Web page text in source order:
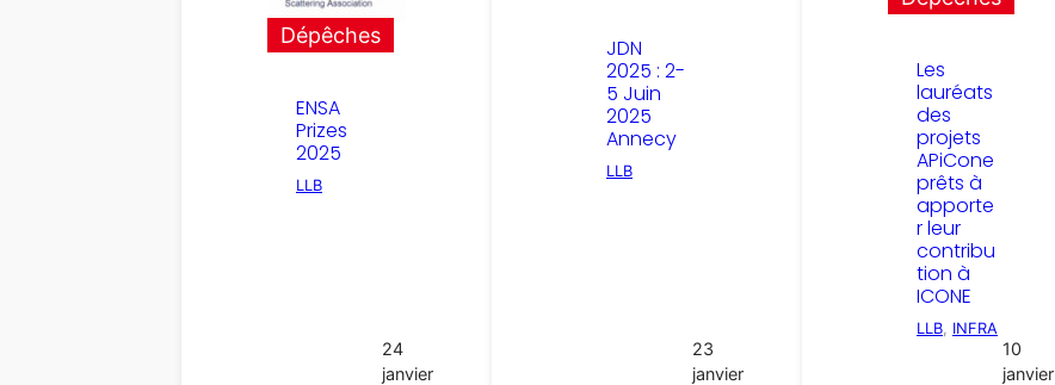
Dépêches
ENSA
Prizes
2025
LLB
24
janvier
JDN
2025 : 2-
5 Juin
2025
Annecy
LLB
23
janvier
Les
lauréats
des
projets
APiCone
prêts à
apporte
r leur
contribu
tion à
ICONE
LLB, INFRA
10
janvier